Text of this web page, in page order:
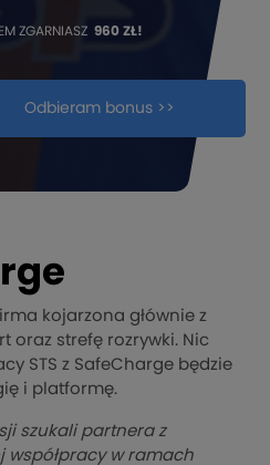
ZGARNIASZ 960 ZŁ!
Odbieram bonus >>
kojarzona głównie z
oraz strefę rozrywki. Nic
STS z SafeCharge będzie
i platformę.
szukali partnera z
współpracy w ramach